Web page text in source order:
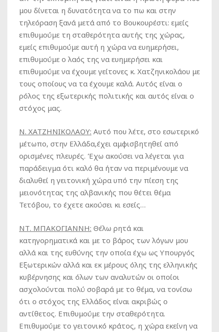
μου δίνεται η δυνατότητα να το πω και στην
τηλεόραση ξανά μετά από το Βουκουρέστι: εμείς
επιθυμούμε τη σταθερότητα αυτής της χώρας,
εμείς επιθυμούμε αυτή η χώρα να ευημερήσει,
επιθυμούμε ο λαός της να ευημερήσει και
επιθυμούμε να έχουμε γείτονες κ. Χατζηνικολάου με
τους οποίους να τα έχουμε καλά. Αυτός είναι ο
ρόλος της εξωτερικής πολιτικής και αυτός είναι ο
στόχος μας.
Ν. ΧΑΤΖΗΝΙΚΟΛΑΟΥ: Αυτό που λέτε, στο εσωτερικό
μέτωπο, στην Ελλάδα,έχει αμφισβητηθεί από
ορισμένες πλευρές. Έχω ακούσει να λέγεται για
παράδειγμα ότι καλό θα ήταν να περιμένουμε να
διαλυθεί η γειτονική χώρα υπό την πίεση της
μειονότητας της αλβανικής που θέτει θέμα
Τετόβου, το έχετε ακούσει κι εσείς…
ΝΤ. ΜΠΑΚΟΓΙΑΝΝΗ: Θέλω ρητά και
κατηγορηματικά και με το βάρος των λόγων μου
αλλά και της ευθύνης την οποία έχω ως Υπουργός
Εξωτερικών αλλά και εκ μέρους όλης της ελληνικής
κυβέρνησης και όλων των αναλυτών οι οποίοι
ασχολούνται πολύ σοβαρά με το θέμα, να τονίσω
ότι ο στόχος της Ελλάδος είναι ακριβώς ο
αντίθετος. Επιθυμούμε την σταθερότητα.
Επιθυμούμε το γειτονικό κράτος, η χώρα εκείνη να